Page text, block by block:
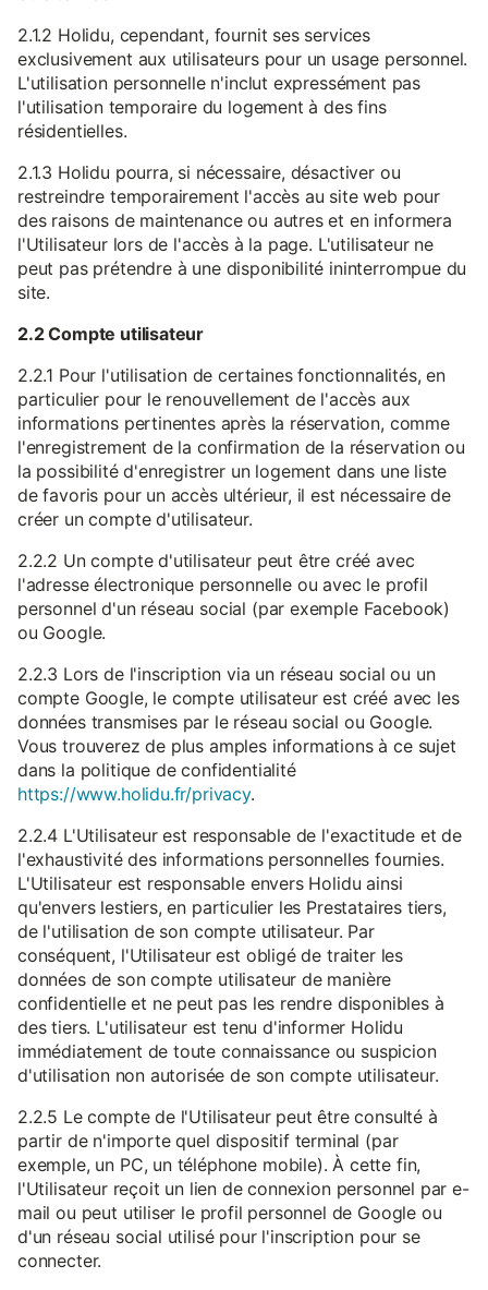
2.1.2 Holidu, cependant, fournit ses services
exclusivement aux utilisateurs pour un usage personnel.
L'utilisation personnelle n'inclut expressément pas
l'utilisation temporaire du logement à des fins
résidentielles.
2.1.3 Holidu pourra, si nécessaire, désactiver ou
restreindre temporairement l'accès au site web pour
des raisons de maintenance ou autres et en informera
l'Utilisateur lors de l'accès à la page. L'utilisateur ne
peut pas prétendre à une disponibilité ininterrompue du
site.
2.2 Compte utilisateur
2.2.1 Pour l'utilisation de certaines fonctionnalités, en
particulier pour le renouvellement de l'accès aux
informations pertinentes après la réservation, comme
l'enregistrement de la confirmation de la réservation ou
la possibilité d'enregistrer un logement dans une liste
de favoris pour un accès ultérieur, il est nécessaire de
créer un compte d'utilisateur.
2.2.2 Un compte d'utilisateur peut être créé avec
l'adresse électronique personnelle ou avec le profil
personnel d'un réseau social (par exemple Facebook)
ou Google.
2.2.3 Lors de l'inscription via un réseau social ou un
compte Google, le compte utilisateur est créé avec les
données transmises par le réseau social ou Google.
Vous trouverez de plus amples informations à ce sujet
dans la politique de confidentialité
https://www.holidu.fr/privacy.
2.2.4 L'Utilisateur est responsable de l'exactitude et de
l'exhaustivité des informations personnelles fournies.
L'Utilisateur est responsable envers Holidu ainsi
qu'envers lestiers, en particulier les Prestataires tiers,
de l'utilisation de son compte utilisateur. Par
conséquent, l'Utilisateur est obligé de traiter les
données de son compte utilisateur de manière
confidentielle et ne peut pas les rendre disponibles à
des tiers. L'utilisateur est tenu d'informer Holidu
immédiatement de toute connaissance ou suspicion
d'utilisation non autorisée de son compte utilisateur.
2.2.5 Le compte de l'Utilisateur peut être consulté à
partir de n'importe quel dispositif terminal (par
exemple, un PC, un téléphone mobile). À cette fin,
l'Utilisateur reçoit un lien de connexion personnel par e-
mail ou peut utiliser le profil personnel de Google ou
d'un réseau social utilisé pour l'inscription pour se
connecter.